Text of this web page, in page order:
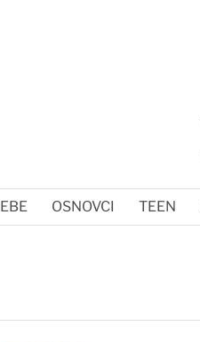
OSNOVCI TEEN